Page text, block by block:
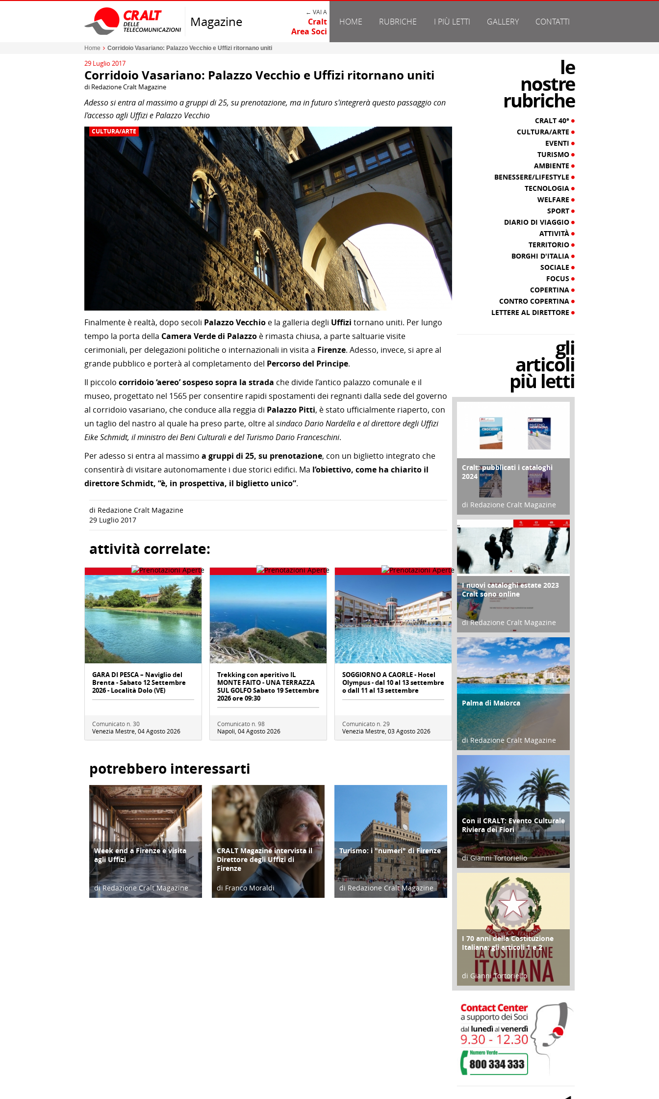
Magazine
← VAI A
Cralt
Area Soci
HOME RUBRICHE I PIÙ LETTI GALLERY CONTATTI
Home Corridoio Vasariano: Palazzo Vecchio e Uffizi ritornano uniti
29 Luglio 2017
Corridoio Vasariano: Palazzo Vecchio e Uffizi ritornano uniti
di Redazione Cralt Magazine
Adesso si entra al massimo a gruppi di 25, su prenotazione, ma in futuro s'integrerà questo passaggio con
l'accesso agli Uffizi e Palazzo Vecchio
CULTURA/ARTE
Finalmente è realtà, dopo secoli Palazzo Vecchio e la galleria degli Uffizi tornano uniti. Per lungo
tempo la porta della Camera Verde di Palazzo è rimasta chiusa, a parte saltuarie visite
cerimoniali, per delegazioni politiche o internazionali in visita a Firenze. Adesso, invece, si apre al
grande pubblico e porterà al completamento del Percorso del Principe.
Il piccolo corridoio ‘aereo’ sospeso sopra la strada che divide l’antico palazzo comunale e il
museo, progettato nel 1565 per consentire rapidi spostamenti dei regnanti dalla sede del governo
al corridoio vasariano, che conduce alla reggia di Palazzo Pitti, è stato ufficialmente riaperto, con
un taglio del nastro al quale ha preso parte, oltre al sindaco Dario Nardella e al direttore degli Uffizi
Eike Schmidt, il ministro dei Beni Culturali e del Turismo Dario Franceschini.
Per adesso si entra al massimo a gruppi di 25, su prenotazione, con un biglietto integrato che
consentirà di visitare autonomamente i due storici edifici. Ma l’obiettivo, come ha chiarito il
direttore Schmidt, “è, in prospettiva, il biglietto unico”.
di Redazione Cralt Magazine
29 Luglio 2017
attività correlate:
GARA DI PESCA – Naviglio del
Brenta - Sabato 12 Settembre
2026 - Località Dolo (VE)
Comunicato n. 30
Venezia Mestre, 04 Agosto 2026
Trekking con aperitivo IL
MONTE FAITO - UNA TERRAZZA
SUL GOLFO Sabato 19 Settembre
2026 ore 09:30
Comunicato n. 98
Napoli, 04 Agosto 2026
SOGGIORNO A CAORLE - Hotel
Olympus - dal 10 al 13 settembre
o dall 11 al 13 settembre
Comunicato n. 29
Venezia Mestre, 03 Agosto 2026
potrebbero interessarti
CULTURA/ARTE
Week end a Firenze e visita
agli Uffizi
di Redazione Cralt Magazine
COPERTINA
CRALT Magazine intervista il
Direttore degli Uffizi di
Firenze
di Franco Moraldi
TURISMO
Turismo: i "numeri" di Firenze
di Redazione Cralt Magazine
le
nostre
rubriche
CRALT 40°
CULTURA/ARTE
EVENTI
TURISMO
AMBIENTE
BENESSERE/LIFESTYLE
TECNOLOGIA
WELFARE
SPORT
DIARIO DI VIAGGIO
ATTIVITÀ
TERRITORIO
BORGHI D'ITALIA
SOCIALE
FOCUS
COPERTINA
CONTRO COPERTINA
LETTERE AL DIRETTORE
gli
articoli
più letti
COPERTINA
Cralt: pubblicati i cataloghi
2024
di Redazione Cralt Magazine
21 Novembre 2023
CONTRO COPERTINA
I nuovi cataloghi estate 2023
Cralt sono online
di Redazione Cralt Magazine
07 Marzo 2023
ATTIVITÀ
Palma di Maiorca
di Redazione Cralt Magazine
25 Giugno 2016
ATTIVITÀ
Con il CRALT: Evento Culturale
Riviera dei Fiori
di Gianni Tortoriello
16 Febbraio 2018
FOCUS
I 70 anni della Costituzione
Italiana: gli articoli 1 e 2
di Gianni Tortoriello
17 Marzo 2018